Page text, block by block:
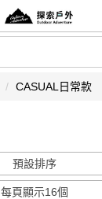
CASUAL日常款
預設排序
每頁顯示16個